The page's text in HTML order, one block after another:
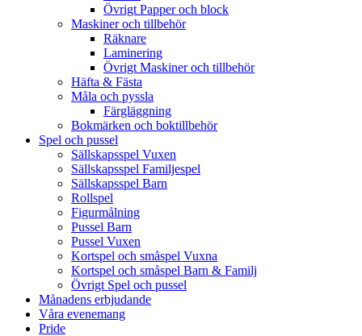
Övrigt Papper och block
Maskiner och tillbehör
Räknare
Laminering
Övrigt Maskiner och tillbehör
Häfta & Fästa
Måla och pyssla
Färgläggning
Bokmärken och boktillbehör
Spel och pussel
Sällskapsspel Vuxen
Sällskapsspel Familjespel
Sällskapsspel Barn
Rollspel
Figurmålning
Pussel Barn
Pussel Vuxen
Kortspel och småspel Vuxna
Kortspel och småspel Barn & Familj
Övrigt Spel och pussel
Månadens erbjudande
Våra evenemang
Pride